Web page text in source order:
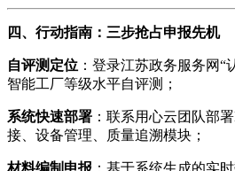
四、行动指南：三步抢占申报先机
自评测定位 ：登录江苏政务服务网
智能工厂等级水平自评测；
系统快速部署 ：联系用心云团队部
接、设备管理、质量追溯模块；
材料编制申报 ：基于系统生成的实